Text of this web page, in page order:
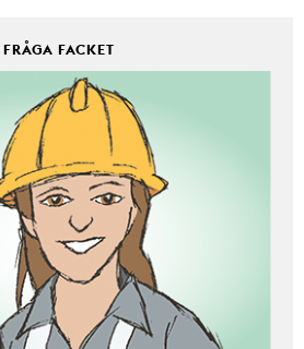
FRÅGA FACKET